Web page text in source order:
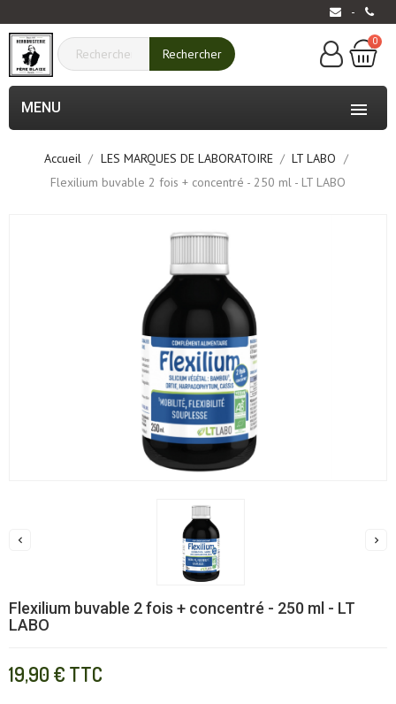
-
0
Rechercher

MENU
Accueil LES MARQUES DE LABORATOIRE
LT LABO
Flexilium buvable 2 fois + concentré - 250 ml - LT LABO
 
Flexilium buvable 2 fois + concentré - 250 ml - LT
LABO
19,90 € TTC